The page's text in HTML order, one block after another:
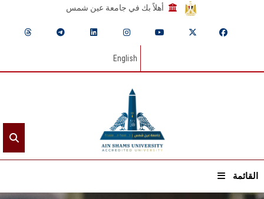
أهلاً بك في جامعة عين شمس
English
القائمة